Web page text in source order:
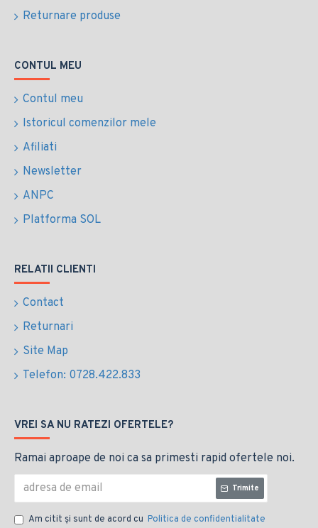
Returnare produse
CONTUL MEU
Contul meu
Istoricul comenzilor mele
Afiliati
Newsletter
ANPC
Platforma SOL
RELATII CLIENTI
Contact
Returnari
Site Map
Telefon: 0728.422.833
VREI SA NU RATEZI OFERTELE?
Ramai aproape de noi ca sa primesti rapid ofertele noi.
Trimite
Am citit şi sunt de acord cu Politica de confidentialitate